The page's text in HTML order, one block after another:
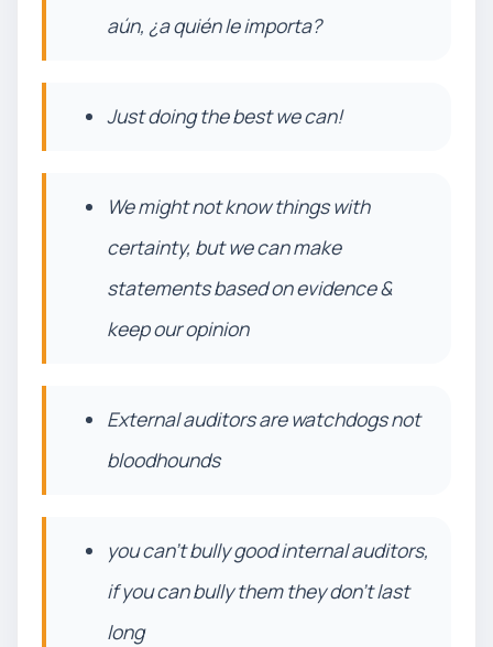
aún, ¿a quién le importa?
Just doing the best we can!
We might not know things with
certainty, but we can make
statements based on evidence &
keep our opinion
External auditors are watchdogs not
bloodhounds
you can’t bully good internal auditors,
if you can bully them they don’t last
long